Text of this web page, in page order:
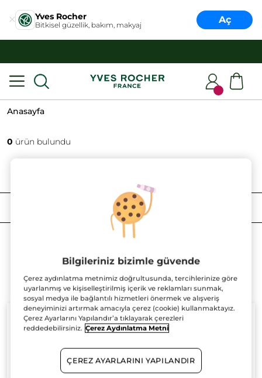
Yves Rocher
Bitkisel güzellik, bakım, makyaj Aç
Anasayfa
0 ürün bulundu
SIRALAMA
%100
aktifler
bitkisel
tarım sahası
Bilgileriniz bizimle güvende
Çerez aydınlatma metnimiz doğrultusunda, tercihlerinize göre
uyarlanmış ve kişiselleştirilmiş içerik ve reklamları sunmak,
sosyal medya ile bağlantılı hizmetleri önermek ve alışveriş
deneyiminizi artırmak amacıyla çerez (cookie) kullanmaktayız.
Çerez Ayarlarını Yapılandır’a tıklayarak çerezleri
reddedebilirsiniz. Çerez Aydınlatma Metni
ÇEREZ AYARLARINI YAPILANDIR